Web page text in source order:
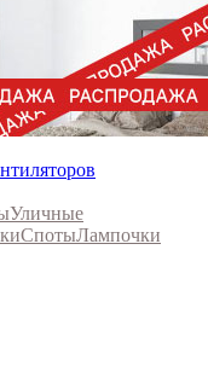
Уличные
СпотыЛампочки